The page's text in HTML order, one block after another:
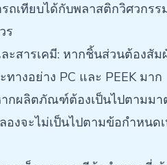
ถเทียบได้กับพลาสติกวิศวกร
ร
สารเคมี: หากชิ้นส่วนต้องสั
างอย่าง PC และ PEEK มาก
กผลิตภัณฑ์ต้องเป็นไปตามมา
องจะไม่เป็นไปตามข้อกำหน